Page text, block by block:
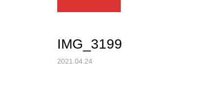
IMG_3199
2021.04.24